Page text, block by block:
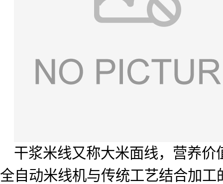
干浆米线又称大米面线，营养
全自动米线机与传统工艺结合加